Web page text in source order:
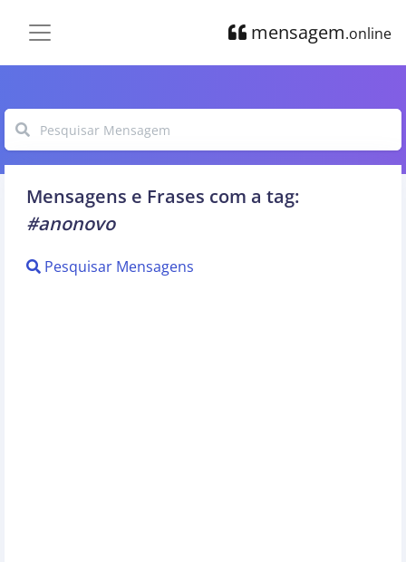
mensagem.online
Mensagens e Frases com a tag:
#anonovo
Pesquisar Mensagens